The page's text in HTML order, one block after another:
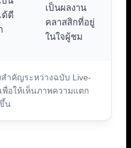
สำคัญระหว่างฉบับ Live-
อให้เห็นภาพความแตก
น
ด้ดี
เป็นผลงาน
คลาสสิกที่อยู่
ในใจผู้ชม